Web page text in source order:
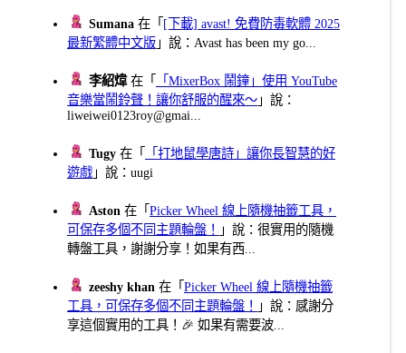
Sumana 在「 [下載] avast! 免費防毒軟體 2025
最新繁體中文版 」說：Avast has been my go...
李紹煒在「
「MixerBox 鬧鐘」使用 YouTube
音樂當鬧鈴聲！讓你舒服的醒來～ 」說：
liweiwei0123roy@gmai...
Tugy 在「
「打地鼠學唐詩」讓你長智慧的好
遊戲 」說：uugi
Aston 在「Picker Wheel 線上隨機抽籤工具，
可保存多個不同主題輪盤！
」說：很實用的隨機
轉盤工具，謝謝分享！如果有西...
zeeshy khan 在「Picker Wheel 線上隨機抽籤
工具，可保存多個不同主題輪盤！
」說：感謝分
享這個實用的工具！🎉 如果有需要波...